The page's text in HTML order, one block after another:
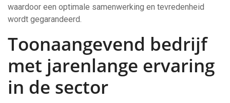
waardoor een optimale samenwerking en tevredenheid
wordt gegarandeerd.
Toonaangevend bedrijf
met jarenlange ervaring
in de sector